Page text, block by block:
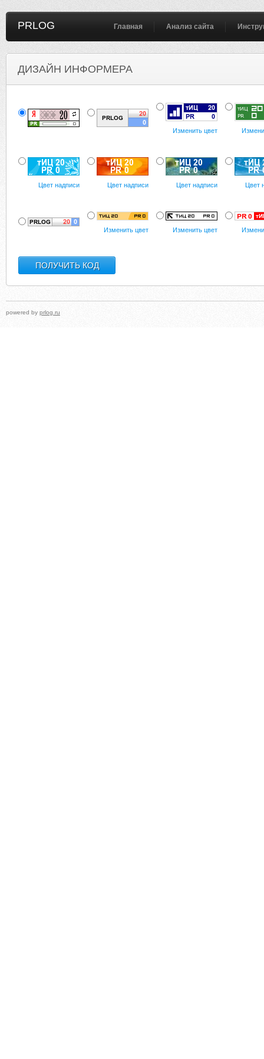
PRLOG Главная Анализ сайта
ДИЗАЙН ИНФОРМЕРА
Изменить цвет
Цвет надписи Цвет надписи Цвет надписи Цвет
Изменить цвет Изменить цвет
powered by prlog.ru